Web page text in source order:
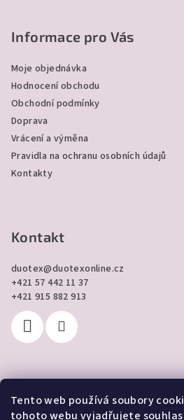
Tento web používá soubory
tohoto webu vyjadřujete
Informace pro Vás
Moje objednávka
Hodnocení obchodu
Obchodní podmínky
Doprava
Vrácení a výměna
Pravidla na ochranu osobních údajů
Kontakty
Kontakt
duotex@duotexonline.cz
+421 57 442 11 37
+421 915 882 913
Přijímáme online platby